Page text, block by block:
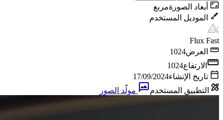
أبعاد الصورةمربع
الموديل المستخدم
Flux Fast
العرض1024
الارتفاع1024
تاريخ الإنشاء17/09/2024
التطبيق المستخدم
مولّد الصور